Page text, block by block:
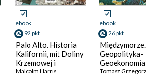
ebook
92 pkt
Palo Alto. Historia
Kalifornii, mit Doliny
Krzemowej i
technokapitalizm
Malcolm Harris
ebook
26 pkt
Międzymorze.
Geopolityka-
Geokultura
Tomasz